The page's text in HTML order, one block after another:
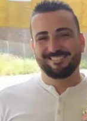
La familia de Adrián
posible traslado a
Redacción digital
10 MAY 2024 - 16:27h.
Adrián sufrió
Cancún el